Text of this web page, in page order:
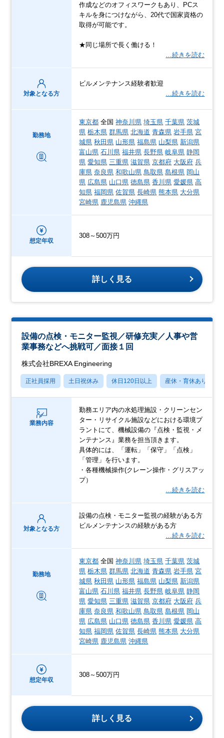
作成などのオフィスワークもあり、PCス
キルを身につけながら、20代で国家資格の
取得が可能です。
★同じ場所で長く働ける！
…続きを読む
対象となる方
ビルメンテナンス経験者歓迎
…続きを読む
勤務地
東京都 全国神奈川県 埼玉県 千葉県 茨城
県 栃木県 群馬県 北海道 青森県 岩手県 宮
城県 秋田県 山形県 福島県 山梨県 新潟県
富山県 石川県 福井県 長野県 岐阜県 静岡
県 愛知県 三重県 滋賀県 京都府 大阪府 兵
庫県 奈良県 和歌山県 鳥取県 島根県 岡山
県 広島県 山口県 徳島県 香川県 愛媛県 高
知県 福岡県 佐賀県 長崎県 熊本県 大分県
宮崎県 鹿児島県 沖縄県
想定年収
308～500万円
詳しく見る
設備の点検・モニター監視／研修充実／人事や営
業事務などへ挑戦可／面接１回
株式会社BREXA Engineering
正社員採用 土日祝休み 休日120日以上 産休・育休あり
業務内容
勤務エリア内の水処理施設・クリーンセン
ター・リサイクル施設などにおける環境プ
ラントにて、機械設備の『点検・監視・メ
ンテナンス』業務を担当頂きます。
具体的には、「運転」「保守」「点検」
「管理」を行います。
・各種機械操作(クレーン操作・グリスアッ
プ）
…続きを読む
対象となる方
設備の点検・モニター監視の経験がある方
ビルメンテナンスの経験がある方
…続きを読む
勤務地
東京都 全国神奈川県 埼玉県 千葉県 茨城
県 栃木県 群馬県 北海道 青森県 岩手県 宮
城県 秋田県 山形県 福島県 山梨県 新潟県
富山県 石川県 福井県 長野県 岐阜県 静岡
県 愛知県 三重県 滋賀県 京都府 大阪府 兵
庫県 奈良県 和歌山県 鳥取県 島根県 岡山
県 広島県 山口県 徳島県 香川県 愛媛県 高
知県 福岡県 佐賀県 長崎県 熊本県 大分県
宮崎県 鹿児島県 沖縄県
想定年収
308～500万円
詳しく見る